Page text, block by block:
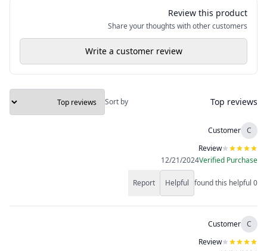
Review this product
Share your thoughts with other customers
Write a customer review
Top reviews
Sort by
C
Customer
Review
Verified Purchase
12/21/2024
0
found this helpful
Helpful
Report
C
Customer
Review